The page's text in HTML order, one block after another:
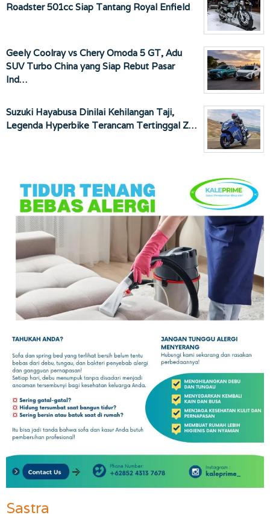
Roadster 501cc Siap Tantang Royal Enfield
Geely Coolray vs Chery Omoda 5 GT, Adu
SUV Turbo China yang Siap Rebut Pasar
Ind…
Suzuki Hayabusa Dinilai Kehilangan Taji,
Legenda Hyperbike Terancam Tertinggal Z…
Sastra